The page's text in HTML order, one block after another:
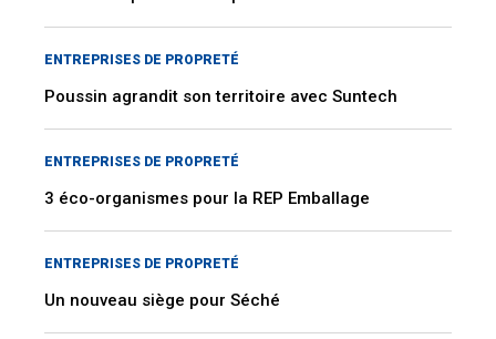
ENTREPRISES DE PROPRETÉ
Poussin agrandit son territoire avec Suntech
ENTREPRISES DE PROPRETÉ
3 éco-organismes pour la REP Emballage
ENTREPRISES DE PROPRETÉ
Un nouveau siège pour Séché